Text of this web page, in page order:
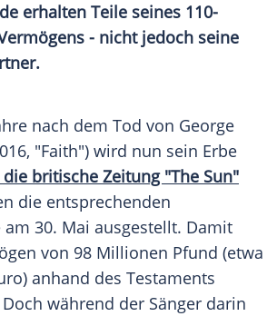
erhalten Teile seines 110-
- nicht jedoch seine
nach dem Tod von George
"Faith") wird nun sein Erbe
britische Zeitung "The Sun"
die entsprechenden
30. Mai ausgestellt. Damit
von 98 Millionen Pfund (etwa
anhand des Testaments
während der Sänger darin